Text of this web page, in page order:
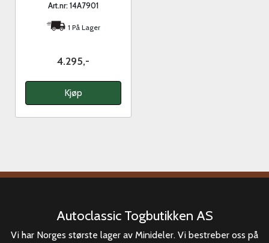
Art.nr: 14A7901
1 På Lager
4.295,-
Kjøp
Autoclassic Togbutikken AS
Vi har Norges største lager av Minideler. Vi bestreber oss på